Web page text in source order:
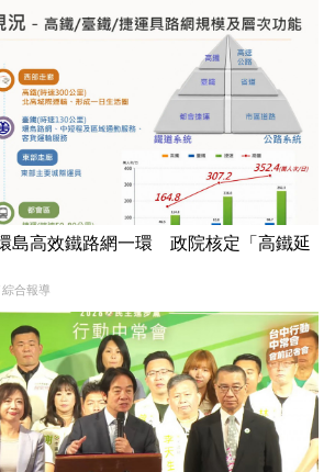
島高效鐵路網一環 政院核定「高鐵延
合報導